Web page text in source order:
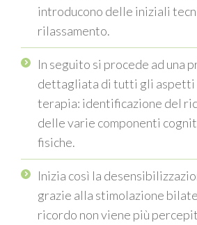
introducono delle iniziali
rilassamento.
In seguito si procede ad una
dettagliata di tutti gli aspetti
terapia: identificazione del
delle varie componenti
fisiche.
Inizia così la
grazie alla stimolazione
ricordo nonviene più